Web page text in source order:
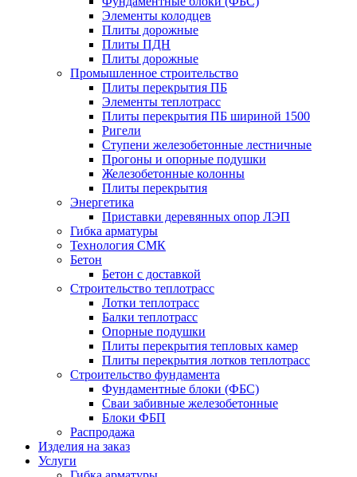
Элементы колодцев
Плиты дорожные
Плиты ПДН
Плиты дорожные
Промышленное строительство
Плиты перекрытия ПБ
Элементы теплотрасс
Плиты перекрытия ПБ шириной 1500
Ригели
Ступени железобетонные лестничные
Прогоны и опорные подушки
Железобетонные колонны
Плиты перекрытия
Энергетика
Приставки деревянных опор ЛЭП
Гибка арматуры
Технология СМК
Бетон
Бетон с доставкой
Строительство теплотрасс
Лотки теплотрасс
Балки теплотрасс
Опорные подушки
Плиты перекрытия тепловых камер
Плиты перекрытия лотков теплотрасс
Строительство фундамента
Фундаментные блоки (ФБС)
Сваи забивные железобетонные
Блоки ФБП
Распродажа
Изделия на заказ
Услуги